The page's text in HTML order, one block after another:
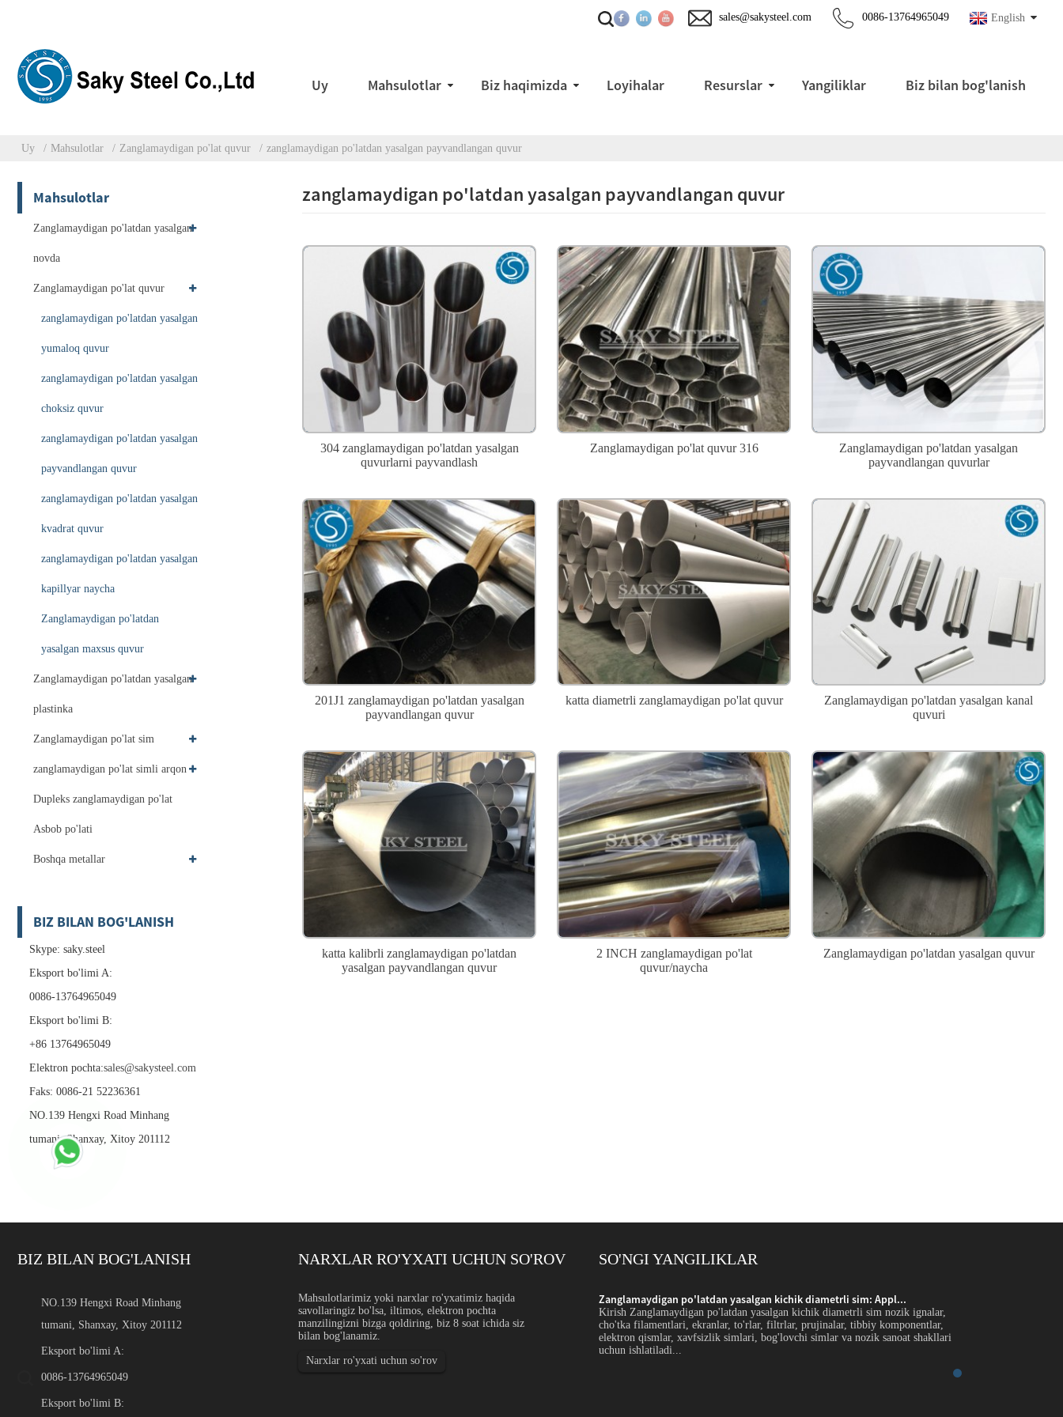
English
0086-13764965049
sales@sakysteel.com
Uy Mahsulotlar Biz haqimizda Loyihalar Resurslar Yangiliklar Biz bilan bog'lanish
Uy Mahsulotlar Zanglamaydigan po'lat quvur zanglamaydigan po'latdan yasalgan payvandlangan quvur
Mahsulotlar
Zanglamaydigan po'latdan yasalgan
novda
Zanglamaydigan po'lat quvur
zanglamaydigan po'latdan yasalgan
yumaloq quvur
zanglamaydigan po'latdan yasalgan
choksiz quvur
zanglamaydigan po'latdan yasalgan
payvandlangan quvur
zanglamaydigan po'latdan yasalgan
kvadrat quvur
zanglamaydigan po'latdan yasalgan
kapillyar naycha
Zanglamaydigan po'latdan
yasalgan maxsus quvur
Zanglamaydigan po'latdan yasalgan
plastinka
Zanglamaydigan po'lat sim
zanglamaydigan po'lat simli arqon
Dupleks zanglamaydigan po'lat
Asbob po'lati
Boshqa metallar
BIZ BILAN BOG'LANISH
Skype: saky.steel
Eksport bo'limi A:
0086-13764965049
Eksport bo'limi B:
+86 13764965049
Elektron pochta:sales@sakysteel.com
Faks: 0086-21 52236361
NO.139 Hengxi Road Minhang
tumani, Shanxay, Xitoy 201112
zanglamaydigan po'latdan yasalgan payvandlangan quvur
304 zanglamaydigan po'latdan yasalgan
quvurlarni payvandlash
Zanglamaydigan po'lat quvur 316
Zanglamaydigan po'latdan yasalgan
payvandlangan quvurlar
201J1 zanglamaydigan po'latdan yasalgan
payvandlangan quvur
katta diametrli zanglamaydigan po'lat quvur
Zanglamaydigan po'latdan yasalgan kanal
quvuri
katta kalibrli zanglamaydigan po'latdan
yasalgan payvandlangan quvur
2 INCH zanglamaydigan po'lat
quvur/naycha
Zanglamaydigan po'latdan yasalgan quvur
BIZ BILAN BOG'LANISH
NO.139 Hengxi Road Minhang
tumani, Shanxay, Xitoy 201112
Eksport bo'limi A:
0086-13764965049
Eksport bo'limi B:
NARXLAR RO'YXATI UCHUN SO'ROV
Mahsulotlarimiz yoki narxlar ro'yxatimiz haqida
savollaringiz bo'lsa, iltimos, elektron pochta
manzilingizni bizga qoldiring, biz 8 soat ichida siz
bilan bog'lanamiz.
Narxlar ro'yxati uchun so'rov
SO'NGI YANGILIKLAR
Zanglamaydigan po'latdan yasalgan kichik diametrli sim: Appl...
Kirish Zanglamaydigan po'latdan yasalgan kichik diametrli sim nozik ignalar,
cho'tka filamentlari, ekranlar, to'rlar, filtrlar, prujinalar, tibbiy komponentlar,
elektron qismlar, xavfsizlik simlari, bog'lovchi simlar va nozik sanoat shakllari
Zanglamaydigan po'latdan yasalgan kichik diametrli sim: Appl...
Kirish Zanglamaydigan po'latdan yasalgan kichik diametrli sim nozik ignalar,
cho'tka filamentlari, ekranlar, to'rlar, filtrlar, prujinalar, tibbiy komponentlar,
elektron qismlar, xavfsizlik simlari, bog'lovchi simlar va nozik sanoat shakllari
uchun ishlatiladi...